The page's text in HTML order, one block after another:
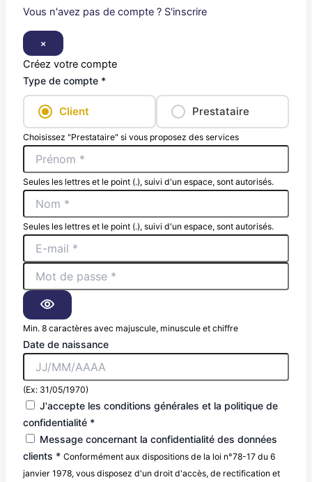
Vous n'avez pas de compte ? S'inscrire
×
Créez votre compte
Type de compte *
Client Prestataire
Choisissez "Prestataire" si vous proposez des services
Seules les lettres et le point (.), suivi d'un espace, sont autorisés.
Seules les lettres et le point (.), suivi d'un espace, sont autorisés.
Min. 8 caractères avec majuscule, minuscule et chiffre
Date de naissance
(Ex: 31/05/1970)
J'accepte les conditions générales et la politique de
confidentialité *
Message concernant la confidentialité des données
clients * Conformément aux dispositions de la loi n°78-17 du 6
janvier 1978, vous disposez d'un droit d'accès, de rectification et